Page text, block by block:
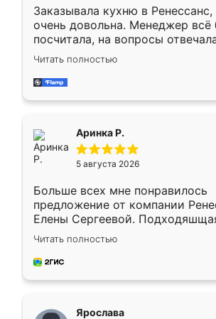
Заказывала кухню в Ренессанс,
очень довольна. Менеджер всё
посчитала, на вопросы
Замерщик приехал в субботу,
делу со всей
за день, ребята работали
Читать полностью
Аринка Р.
5 августа 2026
Больше всех мне понравилось
предложение от компании
Елены Сергеевой.
короткие сроки изготовления.
для замера сотрудник Владислав
предложил по моему эскизу
Читать полностью
Ярослава